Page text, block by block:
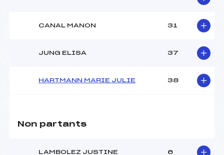
CANAL MANON 31
JUNG ELISA 37
HARTMANN MARIE JULIE 38
Non partants
LAMBOLEZ JUSTINE 6